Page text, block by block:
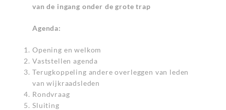
van de ingang onder de grote trap
Agenda:
Opening en welkom
Vaststellen agenda
Terugkoppeling andere overleggen van leden
van wijkraadsleden
Rondvraag
Sluiting